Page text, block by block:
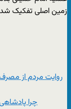
زمین اصلی تفکیک
روایت مردم از
چرا